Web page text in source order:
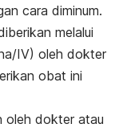
cara diminum.
melalui
IV) oleh dokter
obat ini
oleh dokter atau